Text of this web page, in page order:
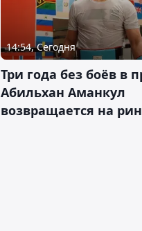
14:54, Сегодня
Три года без боёв в
Абильхан Аманкул
возвращается на